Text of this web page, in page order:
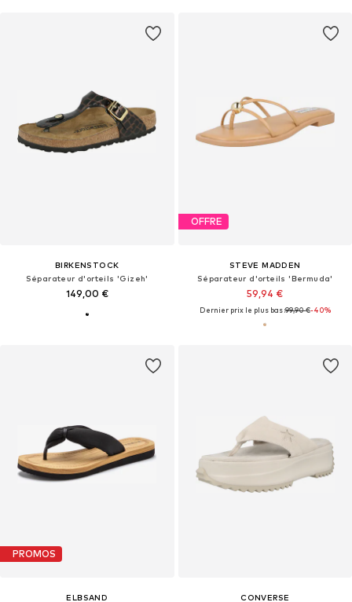
BIRKENSTOCK
Séparateur d'orteils 'Gizeh'
149,00 €
OFFRE
STEVE MADDEN
Séparateur d'orteils 'Bermuda'
59,94 €
Dernier prix le plus bas :99,90 €-40%
PROMOS
ELBSAND CONVERSE